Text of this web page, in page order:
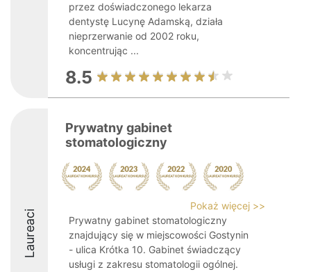
przez doświadczonego lekarza
dentystę Lucynę Adamską, działa
nieprzerwanie od 2002 roku,
koncentrując ...
8.5
Laureaci
Prywatny gabinet
stomatologiczny
Pokaż więcej >>
Prywatny gabinet stomatologiczny
znajdujący się w miejscowości Gostynin
- ulica Krótka 10. Gabinet świadczący
usługi z zakresu stomatologii ogólnej.